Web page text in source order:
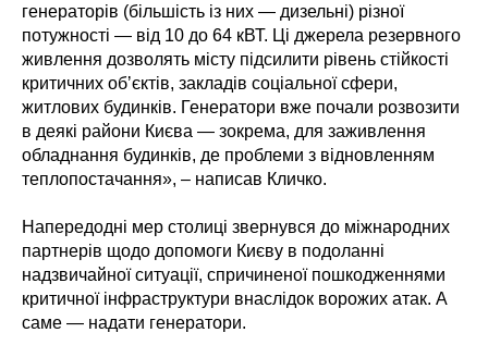
генераторів (більшість із них — дизельні) різної
потужності — від 10 до 64 кВТ. Ці джерела резервного
живлення дозволять місту підсилити рівень стійкості
критичних обʼєктів, закладів соціальної сфери,
житлових будинків. Генератори вже почали розвозити
в деякі райони Києва — зокрема, для заживлення
обладнання будинків, де проблеми з відновленням
теплопостачання», – написав Кличко.
Напередодні мер столиці звернувся до міжнародних
партнерів щодо допомоги Києву в подоланні
надзвичайної ситуації, спричиненої пошкодженнями
критичної інфраструктури внаслідок ворожих атак. А
саме — надати генератори.